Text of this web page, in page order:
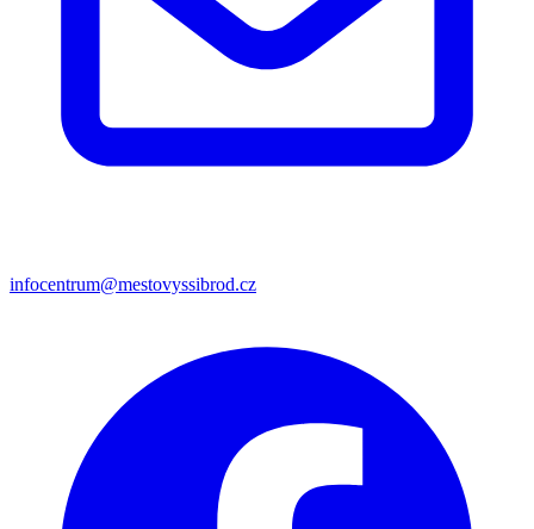
infocentrum@mestovyssibrod.cz